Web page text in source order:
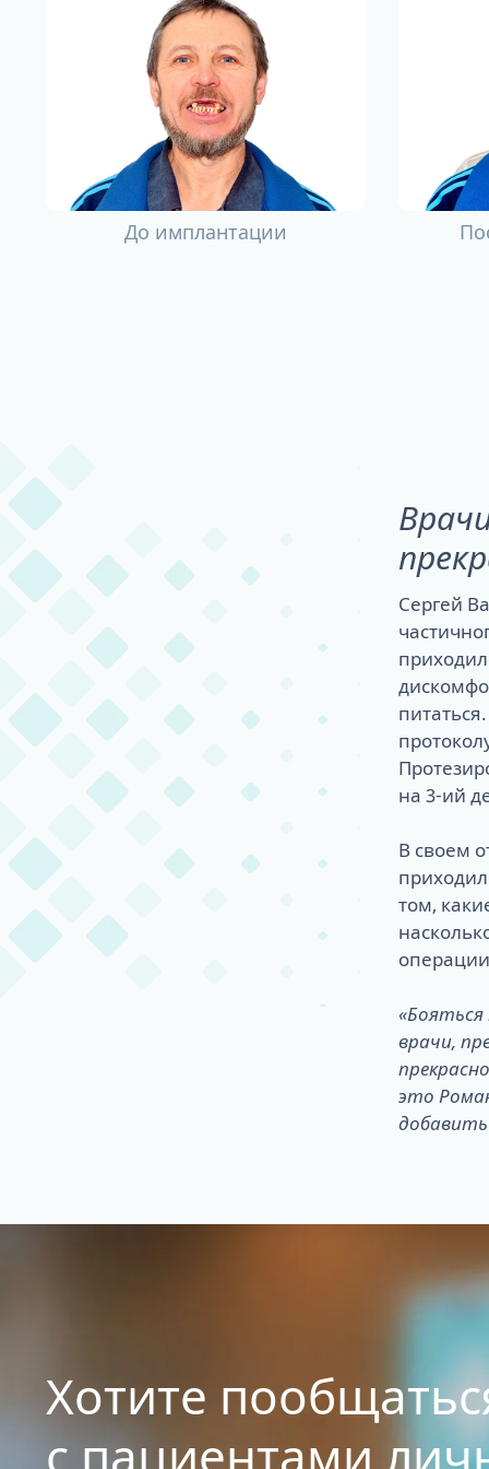
До имплантации
Сергей
на 3-ий
В своем
том,
«Бояться
врачи,
это
добавить
Хотите